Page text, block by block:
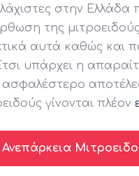
στην
της
αυτά καθώς και
υπάρχει η
ασφαλέστερο
γίνονται πλέον